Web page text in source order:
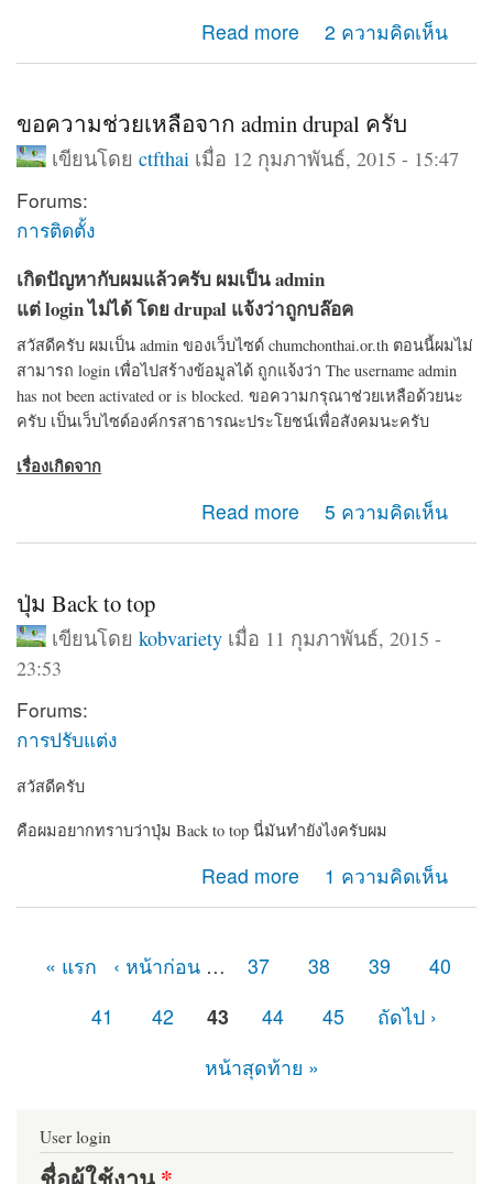
Read more
about สาเหตุการติดตั้ง drupal 7.3 บน host จริงแล้วโหลด
หน้าเว็บได้ช้า
2 ความคิดเห็น
ขอความช่วยเหลือจาก admin drupal ครับ
เขียนโดย ctfthaiเมื่อ 12 กุมภาพันธ์, 2015 - 15:47
Forums:
การติดตั้ง
เกิดปัญหากับผมแล้วครับ ผมเป็น admin
แต่ login ไม่ได้ โดย drupal แจ้งว่าถูกบล๊อค
สวัสดีครับ ผมเป็น admin ของเว็บไซด์ chumchonthai.or.th ตอนนี้ผมไม่
สามารถ login เพื่อไปสร้างข้อมูลได้ ถูกแจ้งว่า The username admin
has not been activated or is blocked. ขอความกรุณาช่วยเหลือด้วยนะ
ครับ เป็นเว็บไซด์องค์กรสาธารณะประโยชน์เพื่อสังคมนะครับ
เรื่องเกิดจาก
Read more
about ขอความช่วยเหลือจาก admin drupal ครับ
5 ความคิดเห็น
ปุ่ม Back to top
เขียนโดย kobvarietyเมื่อ 11 กุมภาพันธ์, 2015 -
23:53
Forums:
การปรับแต่ง
สวัสดีครับ
คือผมอยากทราบว่าปุ่ม Back to top นี่มันทำยังไงครับผม
Read more 1 ความคิดเห็น
« แรก ‹ หน้าก่อน … 37 38 39
40
41
42 43 44 45
ถัดไป ›
หน้าสุดท้าย »
User login